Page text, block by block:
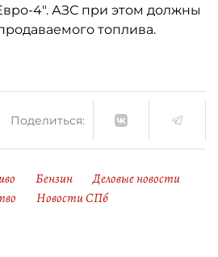
4". АЗС при этом должны
топлива.
Поделиться:
Бензин
Деловые новости
Новости СПб